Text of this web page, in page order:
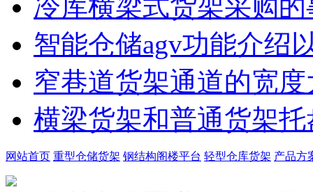
冷库横梁式货架采购
智能仓储agv功能介绍
窄巷道货架通道的宽
横梁货架和普通货架
网站首页 重型仓储货架 钢结构阁楼平台 轻型仓库货架 产品方